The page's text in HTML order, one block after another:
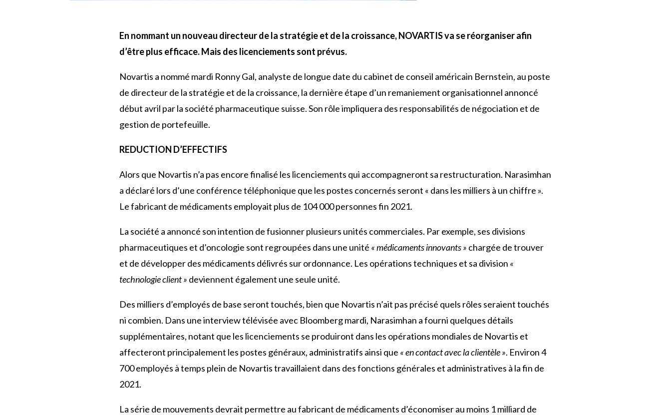
En nommant un nouveau directeur de la stratégie et de la croissance, NOVARTIS va se réorganiser afin
d’être plus efficace. Mais des licenciements sont prévus.
Novartis a nommé mardi Ronny Gal, analyste de longue date du cabinet de conseil américain Bernstein, au poste
de directeur de la stratégie et de la croissance, la dernière étape d’un remaniement organisationnel annoncé
début avril par la société pharmaceutique suisse. Son rôle impliquera des responsabilités de négociation et de
gestion de portefeuille.
REDUCTION D’EFFECTIFS
Alors que Novartis n’a pas encore finalisé les licenciements qui accompagneront sa restructuration. Narasimhan
a déclaré lors d’une conférence téléphonique que les postes concernés seront « dans les milliers à un chiffre ».
Le fabricant de médicaments employait plus de 104 000 personnes fin 2021.
La société a annoncé son intention de fusionner plusieurs unités commerciales. Par exemple, ses divisions
pharmaceutiques et d’oncologie sont regroupées dans une unité « médicaments innovants » chargée de trouver
et de développer des médicaments délivrés sur ordonnance. Les opérations techniques et sa division «
technologie client » deviennent également une seule unité.
Des milliers d’employés de base seront touchés, bien que Novartis n’ait pas précisé quels rôles seraient touchés
ni combien. Dans une interview télévisée avec Bloomberg mardi, Narasimhan a fourni quelques détails
supplémentaires, notant que les licenciements se produiront dans les opérations mondiales de Novartis et
affecteront principalement les postes généraux, administratifs ainsi que « en contact avec la clientèle ». Environ 4
700 employés à temps plein de Novartis travaillaient dans des fonctions générales et administratives à la fin de
2021.
La série de mouvements devrait permettre au fabricant de médicaments d’économiser au moins 1 milliard de